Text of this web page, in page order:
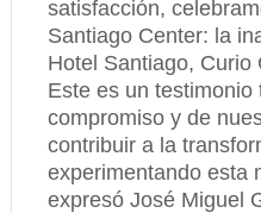
satisfacción,
Santiago Center: la
Hotel Santiago, Curio
Este es un
compromiso y de
contribuir a la
experimentando esta
expresó José Miguel